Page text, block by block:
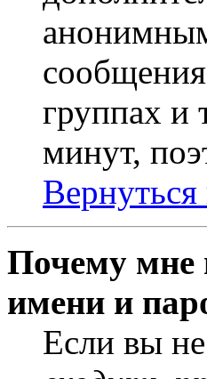
группах и
минут,
Вернуться
Почему мне
имени и
Если вы